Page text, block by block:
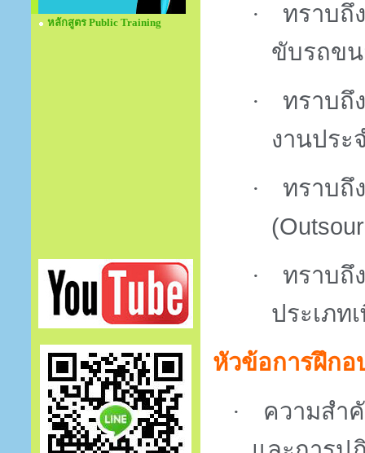
หลักสูตร Public Training
·
ทราบถึ
ขับรถขน
·
ทราบถึ
งานประ
·
ทราบถึ
·
ทราบถึ
ประเภท
หัวข้อการฝึกอ
·
ความสำ